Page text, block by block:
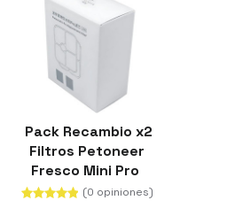
Pack Recambio x2
Filtros Petoneer
Fresco Mini Pro
(0 opiniones)